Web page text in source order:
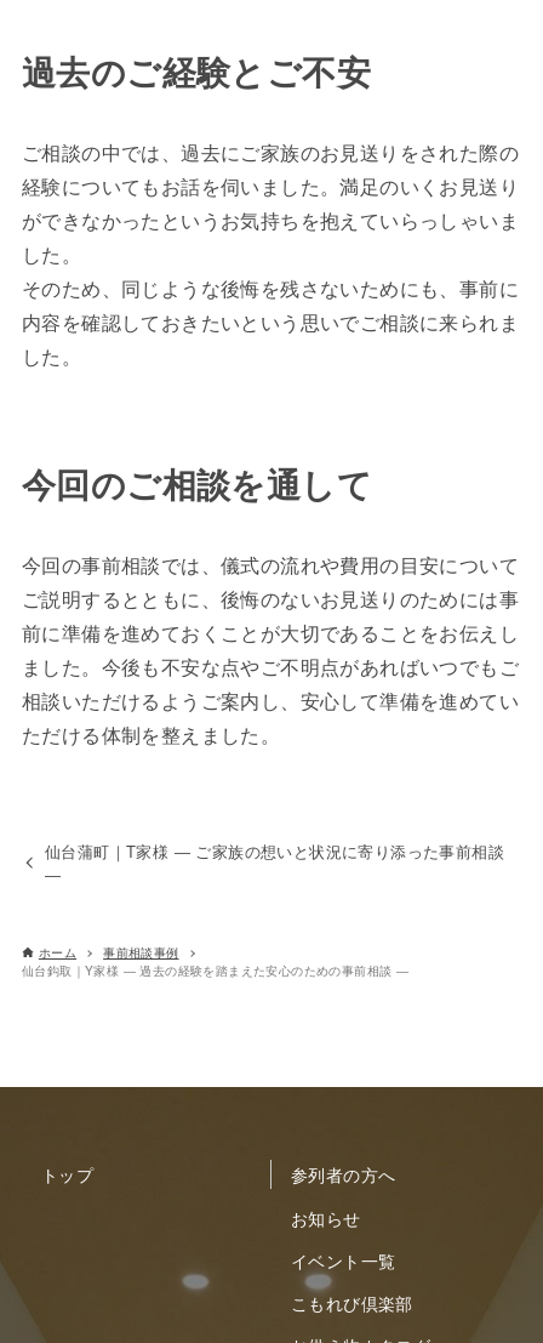
過去のご経験とご不安
ご相談の中では、過去にご家族のお見送りをされた際の
経験についてもお話を伺いました。満足のいくお見送り
ができなかったというお気持ちを抱えていらっしゃいま
した。
そのため、同じような後悔を残さないためにも、事前に
内容を確認しておきたいという思いでご相談に来られま
した。
今回のご相談を通して
今回の事前相談では、儀式の流れや費用の目安について
ご説明するとともに、後悔のないお見送りのためには事
前に準備を進めておくことが大切であることをお伝えし
ました。今後も不安な点やご不明点があればいつでもご
相談いただけるようご案内し、安心して準備を進めてい
ただける体制を整えました。
仙台蒲町｜T家様 ― ご家族の想いと状況に寄り添った事前相談
―
ホーム
事前相談事例
仙台鈎取｜Y家様 ― 過去の経験を踏まえた安心のための事前相談 ―
トップ
参列者の方へ
お知らせ
イベント一覧
こもれび倶楽部